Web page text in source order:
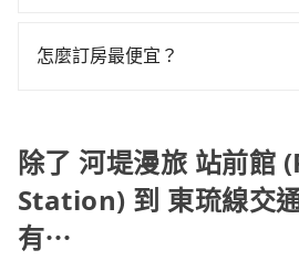
拼車共乘服務，最多可再節省50%
船聯營處的最佳選擇。
險。最好辨別叫的車是否合法，
我們會透過Email的方式向您說明
需要導覽服務，可事先透過電子郵
怎麼訂房最便宜？
地區、價位、人數、特殊需求來搜
型，更重要的是通常價格是官網的
會員或者使用特定的信用卡，還
饋或未來換取免費的住房。台灣人
除了 河堤漫旅 站前館
Station) 到 東琉線交
有⋯